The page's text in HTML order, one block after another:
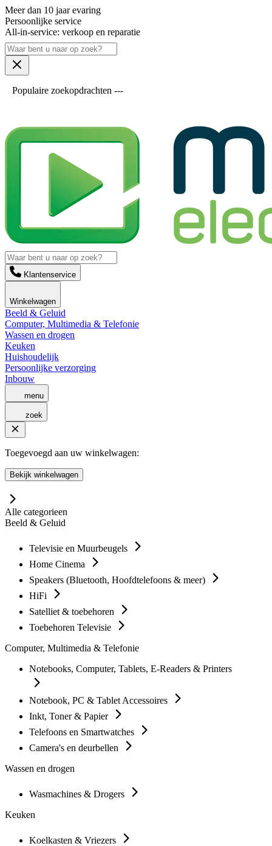
Meer dan 10 jaar evaring
Persoonlijke service
All-in-service: verkoop en reparatie
Populaire zoekopdrachten ---
Klantenservice
Winkelwagen
Beeld & Geluid
Computer, Multimedia & Telefonie
Wassen en drogen
Keuken
Huishoudelijk
Persoonlijke verzorging
Inbouw
menu
zoek
Toegevoegd aan uw winkelwagen:
Bekijk winkelwagen
Alle categorieen
Beeld & Geluid
Televisie en Muurbeugels
Home Cinema
Speakers (Bluetooth, Hoofdtelefoons & meer)
HiFi
Satelliet & toebehoren
Toebehoren Televisie
Computer, Multimedia & Telefonie
Notebooks, Computer, Tablets, E-Readers & Printers
Notebook, PC & Tablet Accessoires
Inkt, Toner & Papier
Telefoons en Smartwatches
Camera's en deurbellen
Wassen en drogen
Wasmachines & Drogers
Keuken
Koelkasten & Vriezers